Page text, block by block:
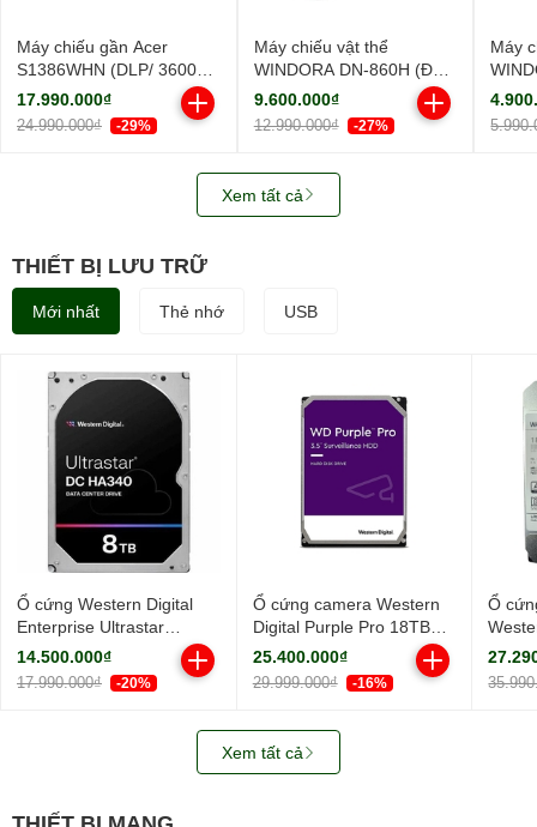
Máy chiếu gần Acer
S1386WHN (DLP/ 3600
Ansi Lumens/ WXGA)
17.990.000₫
24.990.000₫ -29%
Máy chiếu vật thể
WINDORA DN-860H (Độ
sáng sắc nét/ Full HD)
9.600.000₫
12.990.000₫ -27%
Máy
sáng
Xem tất cả
THIẾT BỊ LƯU TRỮ
Mới nhất Thẻ nhớ USB
Ổ cứng Western Digital
Enterprise Ultrastar
HA340 8TB 7200RPM
256MB-
WUS721208BLE6L4
14.500.000₫
17.990.000₫ -20%
Ổ cứng camera Western
Digital Purple Pro 18TB
WD181PURP (3.5Inch/
7200rpm/ Cache 256MB/
SATA3)
25.400.000₫
29.999.000₫ -16%
Ổ
18TB
Xem tất cả